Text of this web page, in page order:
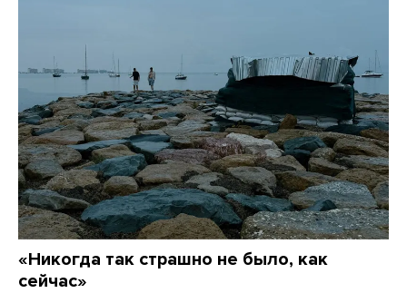
«Никогда так страшно не было, как
сейчас»